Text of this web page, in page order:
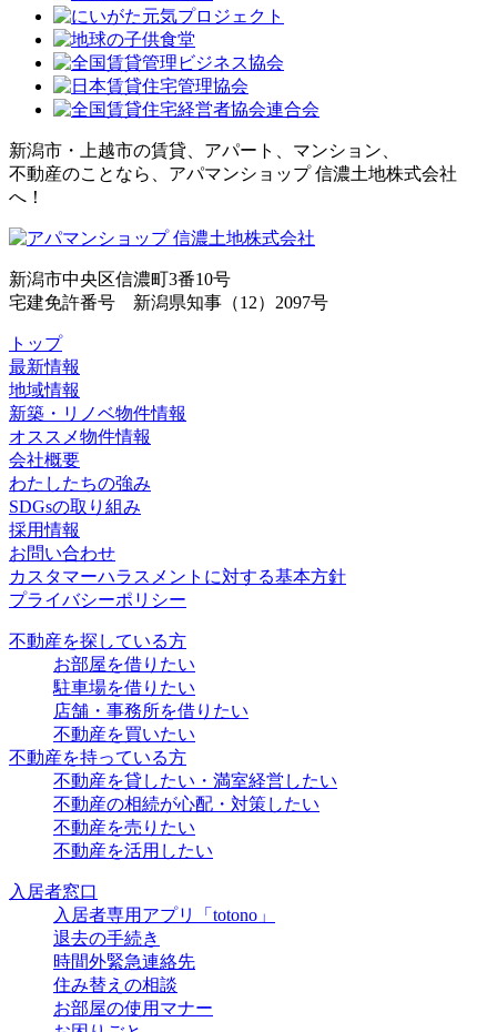
新潟市・上越市の賃貸、アパート、マンション、
不動産のことなら、アパマンショップ 信濃土地株式会社
へ！
新潟市中央区信濃町3番10号
宅建免許番号 新潟県知事（12）2097号
トップ
最新情報
地域情報
新築・リノベ物件情報
オススメ物件情報
会社概要
わたしたちの強み
SDGsの取り組み
採用情報
お問い合わせ
カスタマーハラスメントに対する基本方針
プライバシーポリシー
不動産を探している方
お部屋を借りたい
駐車場を借りたい
店舗・事務所を借りたい
不動産を買いたい
不動産を持っている方
不動産を貸したい・満室経営したい
不動産の相続が心配・対策したい
不動産を売りたい
不動産を活用したい
入居者窓口
入居者専用アプリ「totono」
退去の手続き
時間外緊急連絡先
住み替えの相談
お部屋の使用マナー